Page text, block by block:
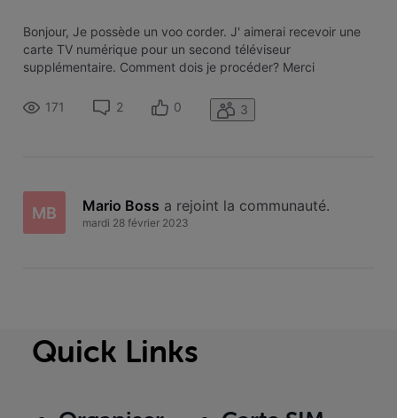
​Bonjour,​ ​Je possède un voo corder. J' aimerai recevoir une
carte TV numérique pour un second téléviseur
supplémentaire.​ ​Comment dois je procéder?​ ​Merci​
171 2 0 3
MB Mario Boss a rejoint la communauté.
mardi 28 février 2023
Quick Links